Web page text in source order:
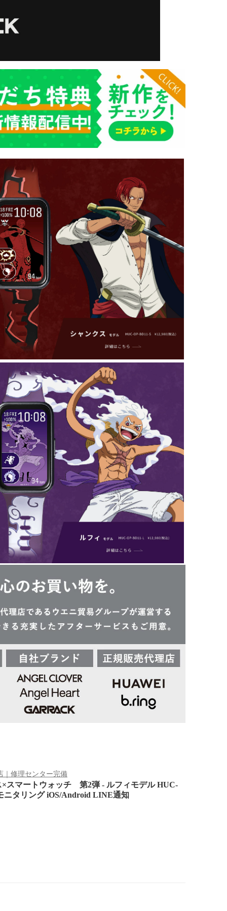
｜修理センター完備
×スマートウォッチ 第2弾 - ルフィモデル HUC-
ニタリング iOS/Android LINE通知